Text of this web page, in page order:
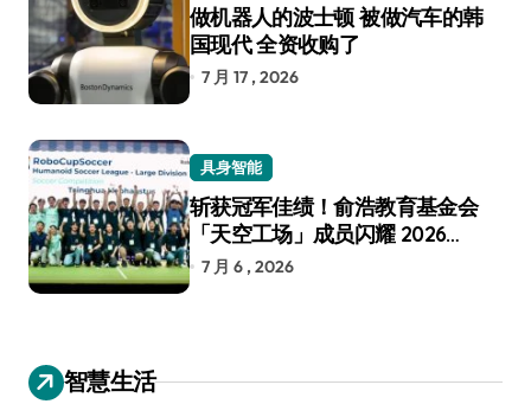
做机器人的波士顿 被做汽车的韩
国现代 全资收购了
7 月 17 , 2026
具身智能
斩获冠军佳绩！俞浩教育基金会
「天空工场」成员闪耀 2026
RoboCup 机器人世界杯
7 月 6 , 2026
智慧生活